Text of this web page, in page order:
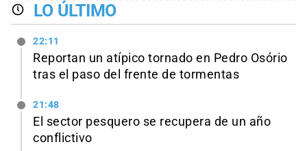
LO ÚLTIMO
22:11
Reportan un atípico tornado en Pedro Osório
tras el paso del frente de tormentas
21:48
El sector pesquero se recupera de un año
conflictivo